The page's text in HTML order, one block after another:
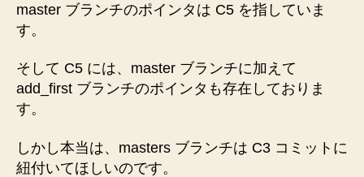
て
し
た
の
master ブランチのポインタは C5 を指していま
す。
そして C5 には、master ブランチに加えて
add_first ブランチのポインタも存在しておりま
す。
しかし本当は、masters ブランチは C3 コミットに
紐付いてほしいのです。